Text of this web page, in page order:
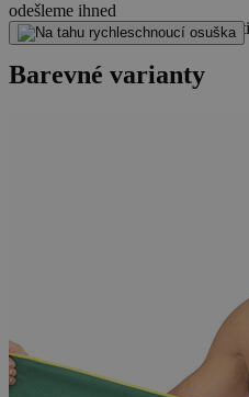
odešleme ihned
Zboží již nelze zakoupit. Je
Barevné varianty